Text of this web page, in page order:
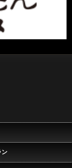
ン